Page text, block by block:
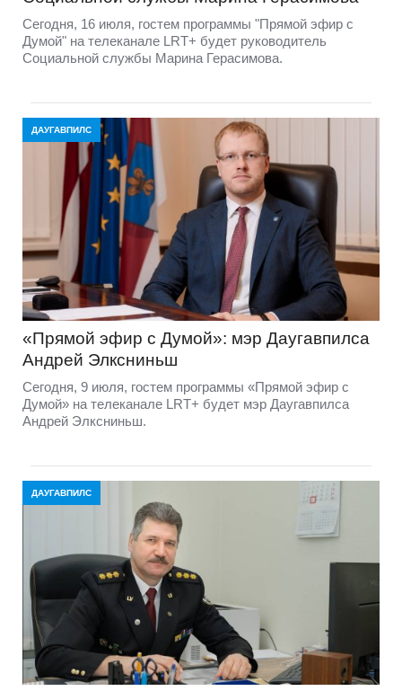
Сегодня, 16 июля, гостем программы "Прямой эфир с
Думой" на телеканале LRT+ будет руководитель
Социальной службы Марина Герасимова.
ДАУГАВПИЛС
«Прямой эфир с Думой»: мэр Даугавпилса
Андрей Элксниньш
Сегодня, 9 июля, гостем программы «Прямой эфир с
Думой» на телеканале LRT+ будет мэр Даугавпилса
Андрей Элксниньш.
ДАУГАВПИЛС